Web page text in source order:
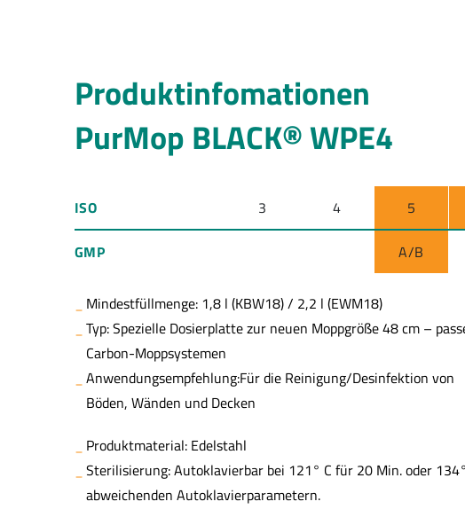
Produktinfomationen
PurMop BLACK® WPE4
ISO 3 4 5
GMP A/B
Mindestfüllmenge: 1,8 l (KBW18) / 2,2 l (EWM18)
Typ: Spezielle Dosierplatte zur neuen Moppgröße 48 cm –
Carbon-Moppsystemen
Anwendungsempfehlung:Für die Reinigung/Desinfektion von
Böden, Wänden und Decken
Produktmaterial: Edelstahl
Sterilisierung: Autoklavierbar bei 121° C für 20 Min. oder
abweichenden Autoklavierparametern.